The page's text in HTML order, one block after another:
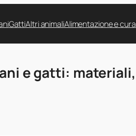
GattiAltri animaliAlimentazione e cura
e gatti: materiali,